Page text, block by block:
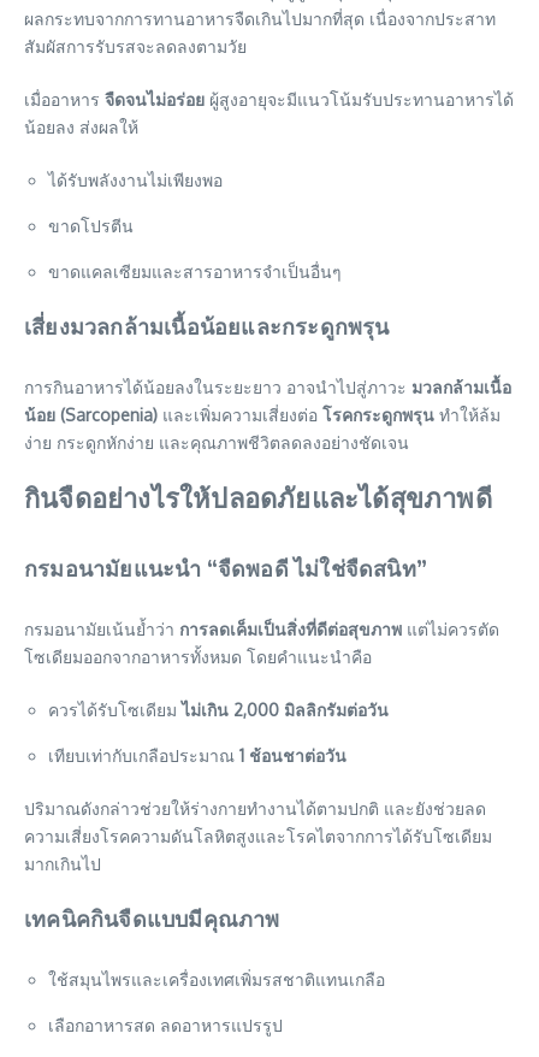
ผลกระทบจากการทานอาหารจืดเกินไปมากที่สุด เนื่องจากประสาท
สัมผัสการรับรสจะลดลงตามวัย
เมื่ออาหาร จืดจนไม่อร่อย ผู้สูงอายุจะมีแนวโน้มรับประทานอาหารได้
น้อยลง ส่งผลให้
ได้รับพลังงานไม่เพียงพอ
ขาดโปรตีน
ขาดแคลเซียมและสารอาหารจำเป็นอื่นๆ
เสี่ยงมวลกล้ามเนื้อน้อยและกระดูกพรุน
การกินอาหารได้น้อยลงในระยะยาว อาจนำไปสู่ภาวะ มวลกล้ามเนื้อ
น้อย (Sarcopenia) และเพิ่มความเสี่ยงต่อ โรคกระดูกพรุน ทำให้ล้ม
ง่าย กระดูกหักง่าย และคุณภาพชีวิตลดลงอย่างชัดเจน
กินจืดอย่างไรให้ปลอดภัยและได้สุขภาพดี
กรมอนามัยแนะนำ “จืดพอดี ไม่ใช่จืดสนิท”
กรมอนามัยเน้นย้ำว่า การลดเค็มเป็นสิ่งที่ดีต่อสุขภาพ แต่ไม่ควรตัด
โซเดียมออกจากอาหารทั้งหมด โดยคำแนะนำคือ
ควรได้รับโซเดียมไม่เกิน 2,000 มิลลิกรัมต่อวัน
เทียบเท่ากับเกลือประมาณ 1 ช้อนชาต่อวัน
ปริมาณดังกล่าวช่วยให้ร่างกายทำงานได้ตามปกติ และยังช่วยลด
ความเสี่ยงโรคความดันโลหิตสูงและโรคไตจากการได้รับโซเดียม
มากเกินไป
เทคนิคกินจืดแบบมีคุณภาพ
ใช้สมุนไพรและเครื่องเทศเพิ่มรสชาติแทนเกลือ
เลือกอาหารสด ลดอาหารแปรรูป